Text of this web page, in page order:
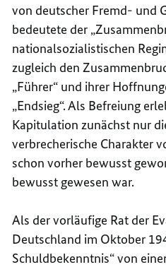
von deutscher Fremd- und
bedeutete der
nationalsozialistischen
zugleich den
„Führer“ und ihrer
„Endsieg“. Als Befreiung
Kapitulation zunächst nur
verbrecherische Charakter
schon vorher bewusst
bewusst gewesen war.
Als der vorläufige Rat der
Deutschland im Oktober
Schuldbekenntnis“ von